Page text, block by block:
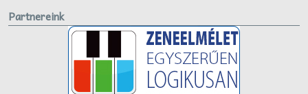
Partnereink